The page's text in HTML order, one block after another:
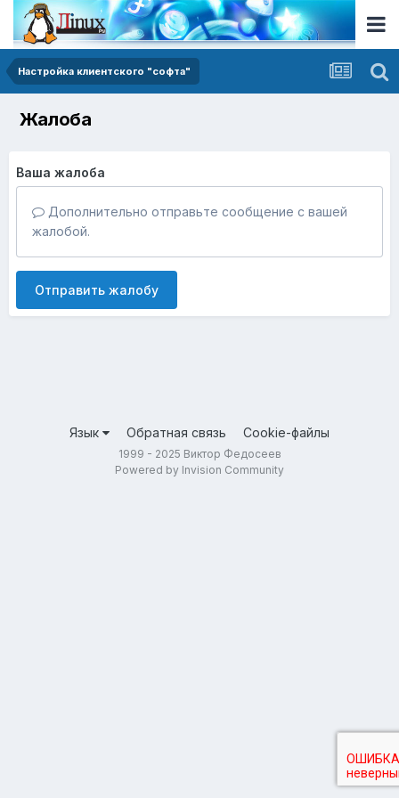
Настройка клиентского "софта"
Жалоба
Ваша жалоба
Дополнительно отправьте сообщение с вашей
жалобой.
Отправить жалобу
Язык Обратная связь Cookie-файлы
1999 - 2025 Виктор Федосеев
Powered by Invision Community